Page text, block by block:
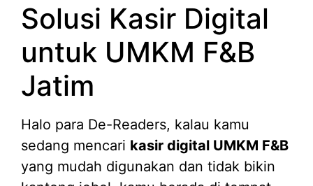
Solusi Kasir Digital
untuk UMKM F&B
Jatim
Halo para De-Readers, kalau kamu
sedang mencari kasir digital UMKM F&B
yang mudah digunakan dan tidak bikin